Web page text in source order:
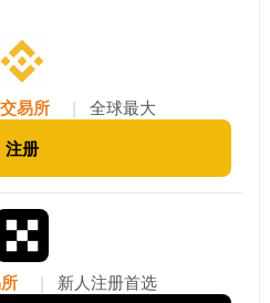
交易所 |
全球最大
注册
|
新人注册首选